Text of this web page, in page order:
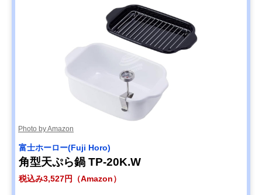
Photo by Amazon
‎富士ホーロー(Fuji Horo)
角型天ぷら鍋 TP-20K.W
税込み3,527円（Amazon）